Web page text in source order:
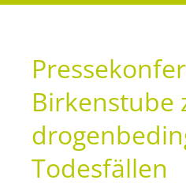
Birkenstube
Todesfällen